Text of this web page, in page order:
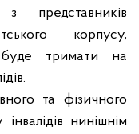
представників
корпусу,
буде тримати на
та фізичного
нинішнім